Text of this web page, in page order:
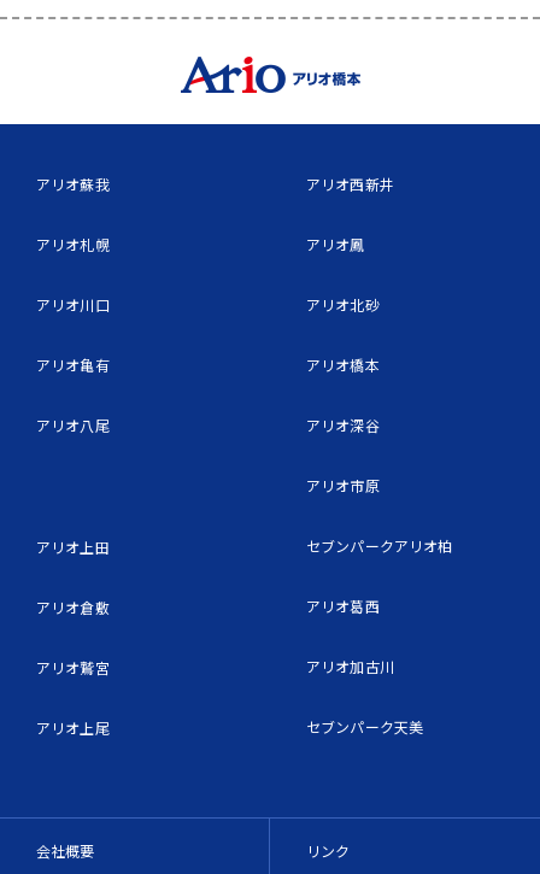
アリオ蘇我
アリオ札幌
アリオ川口
アリオ亀有
アリオ八尾
アリオ上田
アリオ倉敷
アリオ鷲宮
アリオ上尾
アリオ西新井
アリオ鳳
アリオ北砂
アリオ橋本
アリオ深谷
アリオ市原
セブンパークアリオ柏
アリオ葛西
アリオ加古川
セブンパーク天美
会社概要 リンク